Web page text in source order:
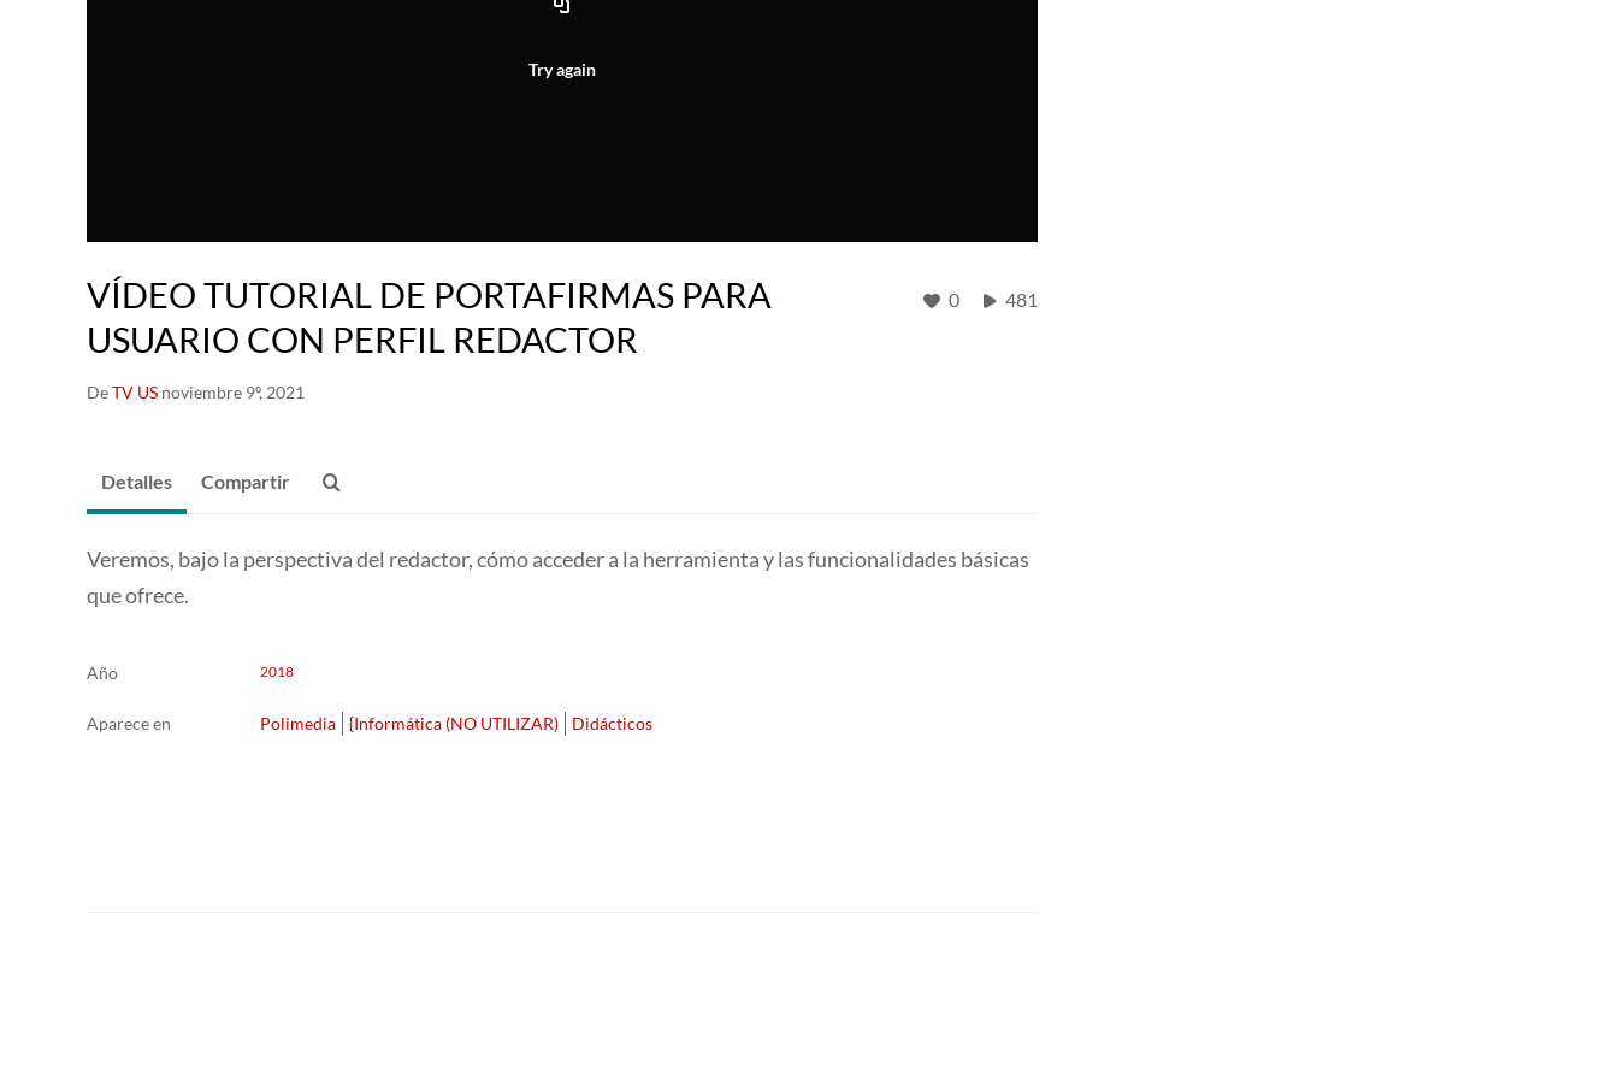
Try again
VÍDEO TUTORIAL DE PORTAFIRMAS PARA
USUARIO CON PERFIL REDACTOR
DeTV US noviembre 9º, 2021
0 481
Detalles Compartir
Veremos, bajo la perspectiva del redactor, cómo acceder a la herramienta y las funcionalidades básicas
que ofrece.
Año 2018
Aparece en Polimedia {Informática (NO UTILIZAR) Didácticos